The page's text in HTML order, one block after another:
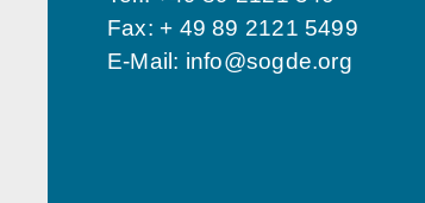
Fax: + 49 89 2121 5499
E-Mail: info@sogde.org